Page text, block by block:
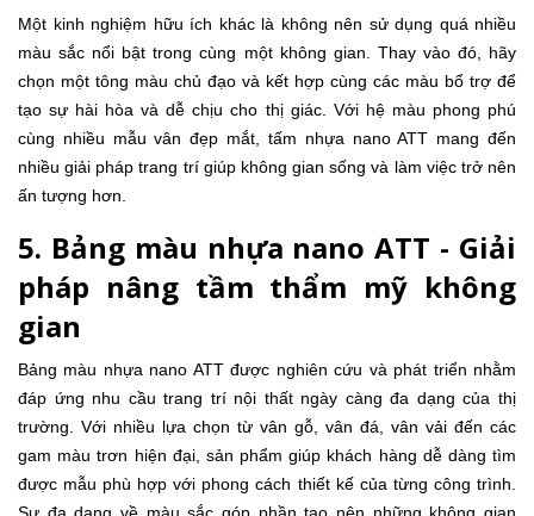
Một kinh nghiệm hữu ích khác là không nên sử dụng quá nhiều
màu sắc nổi bật trong cùng một không gian. Thay vào đó, hãy
chọn một tông màu chủ đạo và kết hợp cùng các màu bổ trợ để
tạo sự hài hòa và dễ chịu cho thị giác. Với hệ màu phong phú
cùng nhiều mẫu vân đẹp mắt, tấm nhựa nano ATT mang đến
nhiều giải pháp trang trí giúp không gian sống và làm việc trở nên
ấn tượng hơn.
5. Bảng màu nhựa nano ATT - Giải
pháp nâng tầm thẩm mỹ không
gian
Bảng màu nhựa nano ATT được nghiên cứu và phát triển nhằm
đáp ứng nhu cầu trang trí nội thất ngày càng đa dạng của thị
trường. Với nhiều lựa chọn từ vân gỗ, vân đá, vân vải đến các
gam màu trơn hiện đại, sản phẩm giúp khách hàng dễ dàng tìm
được mẫu phù hợp với phong cách thiết kế của từng công trình.
Sự đa dạng về màu sắc góp phần tạo nên những không gian